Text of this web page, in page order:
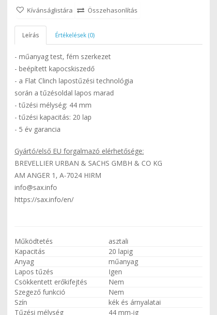
Kívánságlistára Összehasonlítás
Leírás Értékelések (0)
- műanyag test, fém szerkezet
- beépített kapocskiszedő
- a Flat Clinch lapostűzési technológia
során a tűzésoldal lapos marad
- tűzési mélység: 44 mm
- tűzési kapacitás: 20 lap
- 5 év garancia
Gyártó/első EU forgalmazó elérhetősége:
BREVELLIER URBAN & SACHS GMBH & CO KG
AM ANGER 1, A-7024 HIRM
info@sax.info
https://sax.info/en/
Működtetés
asztali
Kapacitás
20 lapig
Anyag
műanyag
Lapos tűzés
Igen
Csökkentett erőkifejtés
Nem
Szegező funkció
Nem
Szín
kék és árnyalatai
Tűzési mélység
44 mm-ig